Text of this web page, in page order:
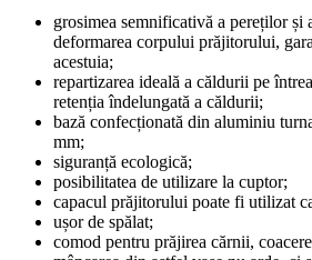
grosimea semnificativă a pereților și
deformarea corpului prăjitorului,
acestuia;
repartizarea ideală a căldurii pe
retenția îndelungată a căldurii;
bază confecționată din aluminiu
mm;
siguranță ecologică;
posibilitatea de utilizare la cuptor;
capacul prăjitorului poate fi utilizat
ușor de spălat;
comod pentru prăjirea cărnii,